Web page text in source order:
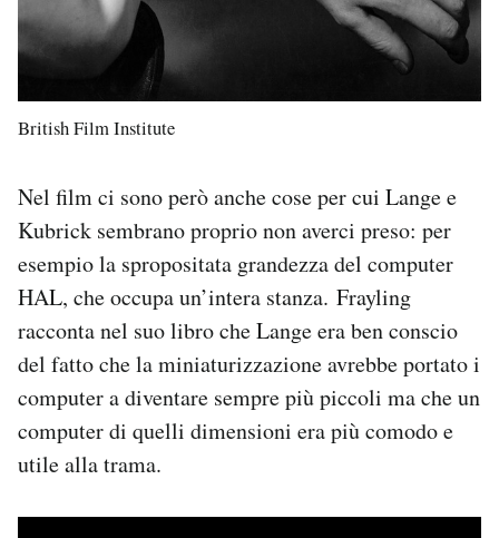
British Film Institute
Nel film ci sono però anche cose per cui Lange e
Kubrick sembrano proprio non averci preso: per
esempio la spropositata grandezza del computer
HAL, che occupa un’intera stanza. Frayling
racconta nel suo libro che Lange era ben conscio
del fatto che la miniaturizzazione avrebbe portato i
computer a diventare sempre più piccoli ma che un
computer di quelli dimensioni era più comodo e
utile alla trama.